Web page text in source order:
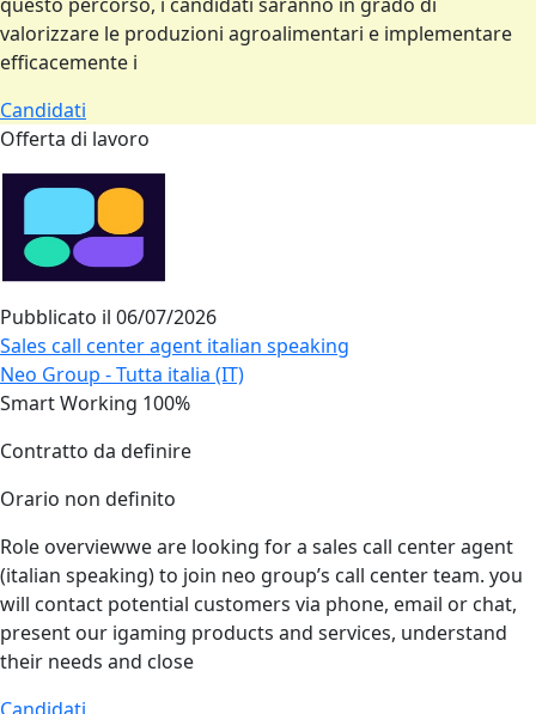
valorizzare le produzioni agroalimentari e implementare
efficacemente i
Candidati
Offerta di lavoro
Pubblicato il 06/07/2026
Sales call center agent italian speaking
Neo Group - Tutta italia (IT)
Smart Working 100%
Contratto da definire
Orario non definito
Role overviewwe are looking for a sales call center agent
(italian speaking) to join neo group’s call center team. you
will contact potential customers via phone, email or chat,
present our igaming products and services, understand
their needs and close